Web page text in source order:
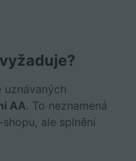
uznávaných
AA. To neznamená
ale splnění